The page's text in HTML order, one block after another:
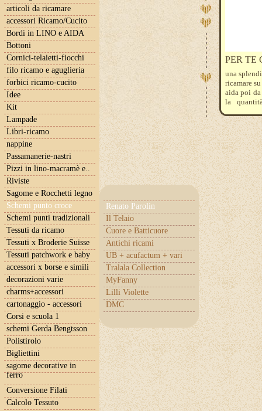
articoli da ricamare
accessori Ricamo/Cucito
Bordi in LINO e AIDA
Bottoni
Cornici-telaietti-fiocchi
filo ricamo e aguglieria
forbici ricamo-cucito
Idee
Kit
Lampade
Libri-ricamo
nappine
Passamanerie-nastri
Pizzi in lino-macramè e..
Riviste
Sagome e Rocchetti legno
Schemi punto croce
Renato Parolin
Il Telaio
Cuore e Batticuore
Antichi ricami
UB + acufactum + vari
Tralala Collection
MyFanny
Lilli Violette
DMC
Schemi punti tradizionali
Tessuti da ricamo
Tessuti x Broderie Suisse
Tessuti patchwork e baby
accessori x borse e simili
decorazioni varie
charms+accessori
cartonaggio - accessori
Corsi e scuola 1
schemi Gerda Bengtsson
Polistirolo
Bigliettini
sagome decorative in
ferro
Conversione Filati
Calcolo Tessuto
PER TE
una
ricamare
aida poi
la